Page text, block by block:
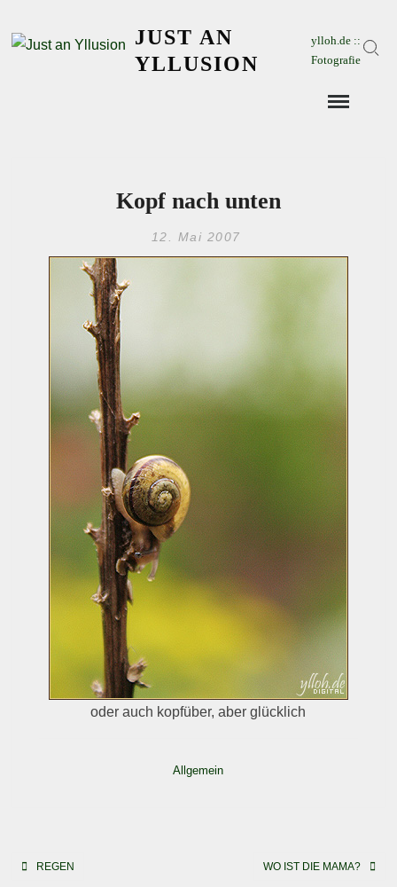
JUST AN
YLLUSION
ylloh.de ::
Fotografie
Kopf nach unten
12. Mai 2007
oder auch kopfüber, aber glücklich
Allgemein
Beitragsnavigation
REGEN WO IST DIE MAMA?